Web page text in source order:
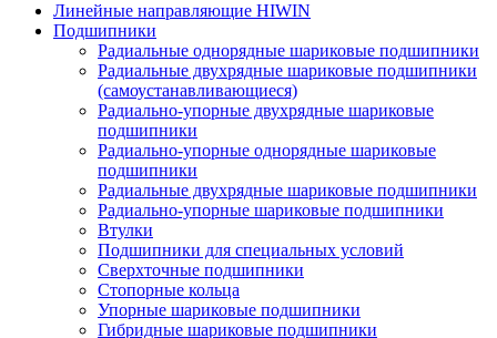
Линейные направляющие HIWIN
Подшипники
Радиальные однорядные шариковые подшипники
Радиальные двухрядные шариковые подшипники
(самоустанавливающиеся)
Радиально-упорные двухрядные шариковые
подшипники
Радиально-упорные однорядные шариковые
подшипники
Радиальные двухрядные шариковые подшипники
Радиально-упорные шариковые подшипники
Втулки
Подшипники для специальных условий
Сверхточные подшипники
Стопорные кольца
Упорные шариковые подшипники
Гибридные шариковые подшипники